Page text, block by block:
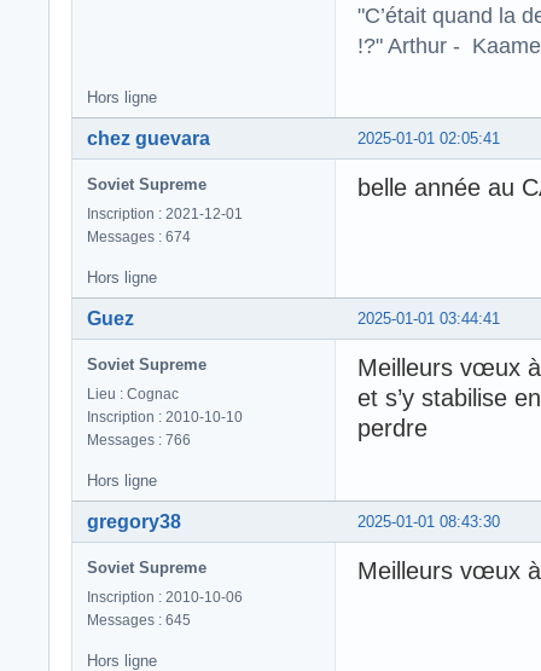
"C’était quand la
!?" Arthur -
Hors ligne
2025-01-01 02:05:41
chez guevara
Soviet Supreme
Inscription : 2021-12-01
Messages : 674
belle année au
Hors ligne
2025-01-01 03:44:41
Guez
Soviet Supreme
Lieu : Cognac
Inscription : 2010-10-10
Messages : 766
Meilleurs vœux
et s’y stabilise
perdre
Hors ligne
2025-01-01 08:43:30
gregory38
Soviet Supreme
Inscription : 2010-10-06
Messages : 645
Meilleurs vœux
Hors ligne